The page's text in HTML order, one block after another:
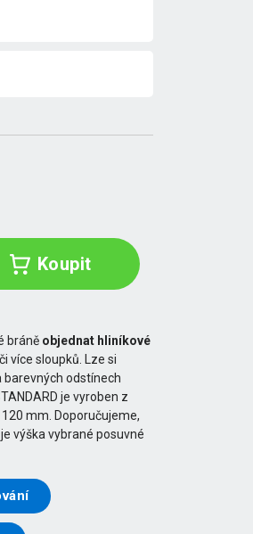
Koupit
bráně objednat hliníkové
více sloupků. Lze si
barevných odstínech
je vyroben z
mm. Doporučujeme,
výška vybrané posuvné